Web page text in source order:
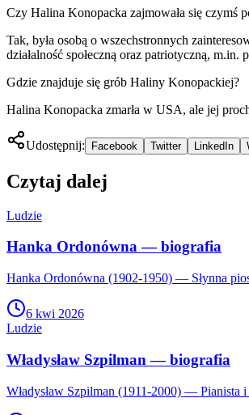
Czy Halina Konopacka zajmowała się czymś
Tak, była osobą o wszechstronnych
działalność społeczną oraz patriotyczną,
Gdzie znajduje się grób Haliny Konopackiej?
Halina Konopacka zmarła w USA, ale jej
Udostępnij: Facebook Twitter LinkedIn
Czytaj dalej
Ludzie
Hanka Ordonówna — biografia
Hanka Ordonówna (1902-1950) — Słynna
6 kwi 2026
Ludzie
Władysław Szpilman — biografia
Władysław Szpilman (1911-2000) — Pianista